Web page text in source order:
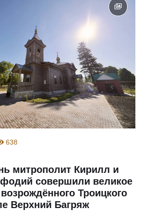
638
митрополит Кирилл и
совершили великое
Троицкого
Верхний Багряж